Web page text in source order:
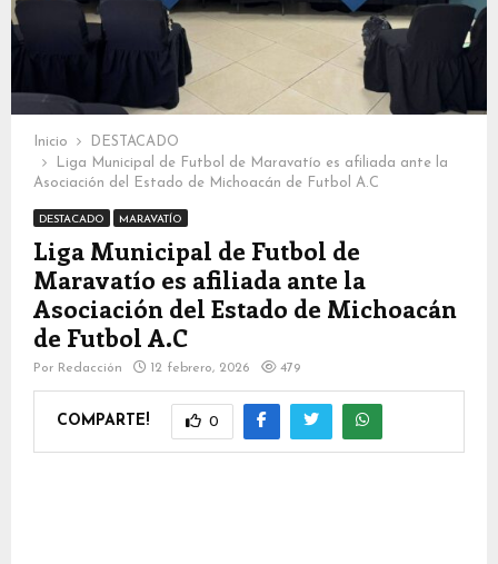
Inicio
DESTACADO
Liga Municipal de Futbol de Maravatío es afiliada ante la
Asociación del Estado de Michoacán de Futbol A.C
DESTACADO MARAVATÍO
Liga Municipal de Futbol de
Maravatío es afiliada ante la
Asociación del Estado de Michoacán
de Futbol A.C
Por Redacción 12 febrero, 2026 479
COMPARTE! 0